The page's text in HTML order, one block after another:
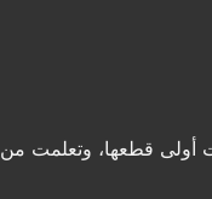
أولى قطعها، وتعلمت من